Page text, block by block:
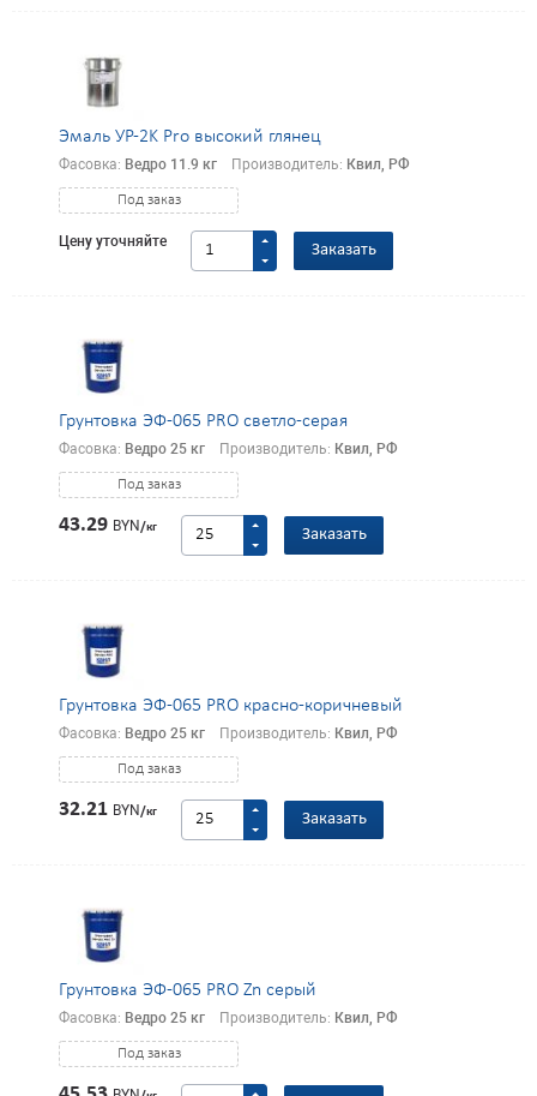
Эмаль УР-2K Pro высокий глянец
Фасовка: Ведро 11.9 кг Производитель: Квил, РФ
Под заказ
Цену уточняйте Заказать
Грунтовка ЭФ-065 PRO светло-серая
Фасовка: Ведро 25 кг Производитель: Квил, РФ
Под заказ
43.29 BYN/кг Заказать
Грунтовка ЭФ-065 PRO красно-коричневый
Фасовка: Ведро 25 кг Производитель: Квил, РФ
Под заказ
32.21 BYN/кг Заказать
Грунтовка ЭФ-065 PRO Zn серый
Фасовка: Ведро 25 кг Производитель: Квил, РФ
Под заказ